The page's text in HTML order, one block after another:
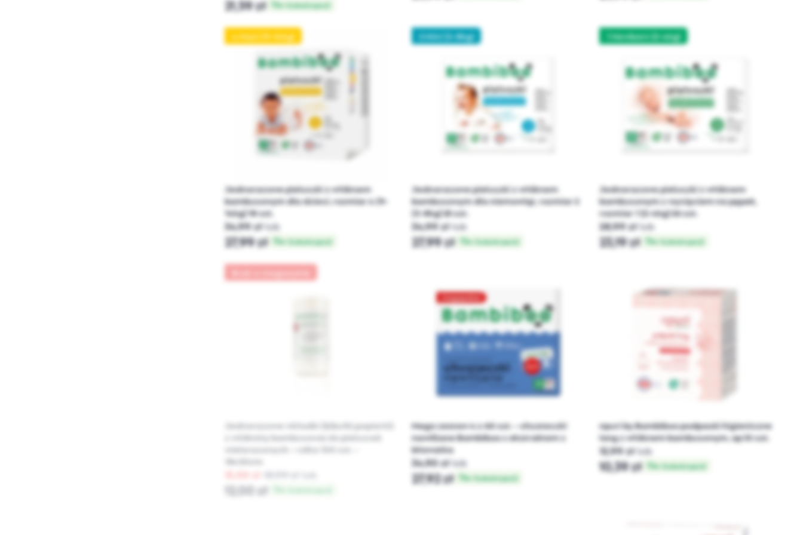
21,59 zł w Subskrypcji
4 Maxi (9-14kg)
Jednorazowe pieluszki z włóknem
bambusowym dla dzieci, rozmiar 4 (9-
14kg) 18 szt.
34,99 złlub
27,99 zł w Subskrypcji
2 Mini (3-8kg)
Jednorazowe pieluszki z włóknem
bambusowym dla niemowląt, rozmiar 2
(3-8kg) 25 szt.
34,99 złlub
27,99 zł w Subskrypcji
1 Newborn (2-4kg)
Jednorazowe pieluszki z włóknem
bambusowym z wycięciem na pępek,
rozmiar 1 (2-4kg) 26 szt.
28,99 złlub
23,19 zł w Subskrypcji
Brak w magazynie
Jednorazowe wkładki (bibułki,papierki)
z włókniny bambusowej do pieluszek
wielorazowych - rolka 100 szt. -
18x30cm
15,00 zł 18,99 zł lub
12,00 zł w Subskrypcji
Mega zestaw 4 x 60 szt. - chusteczki
nawilżane Bambiboo z ekstraktem z
bławatka
34,90 złlub
27,92 zł w Subskrypcji
npuri by Bambiboo podpaski higieniczne
long z włóknem bambusowym, op.10 szt.
12,99 złlub
10,39 zł w Subskrypcji